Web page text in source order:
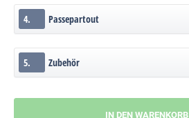
4. Passepartout
5. Zubehör
IN DEN WARENKORB